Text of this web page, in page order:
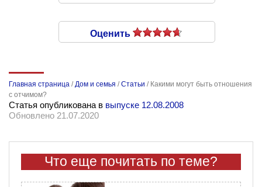
Оценить
Главная страница /Дом и семья /Статьи / Какими могут быть отношения
с отчимом?
Статья опубликована в выпуске 12.08.2008
Обновлено 21.07.2020
Что еще почитать по теме?